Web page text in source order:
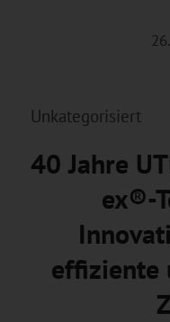
Unkategorisiert
40 Jahre
ex®-
effiziente